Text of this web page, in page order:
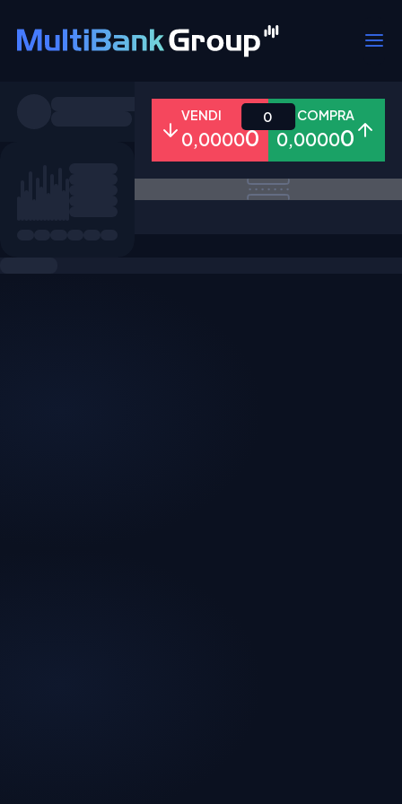
Tutti Forex Metalli Azioni
VENDI
0,00000
COMPRA
0,00000
0